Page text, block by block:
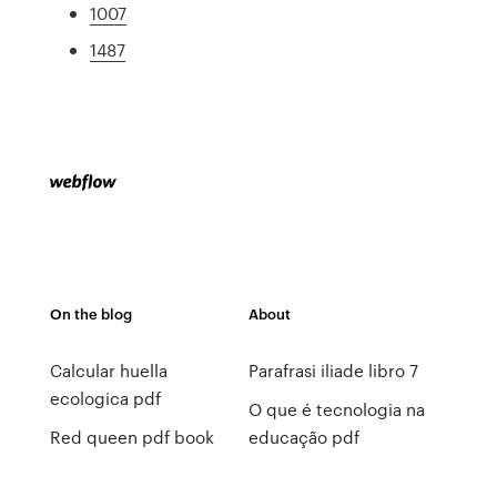
1007
1487
On the blog
Calcular huella
ecologica pdf
Red queen pdf book
About
Parafrasi iliade libro 7
O que é tecnologia na
educação pdf